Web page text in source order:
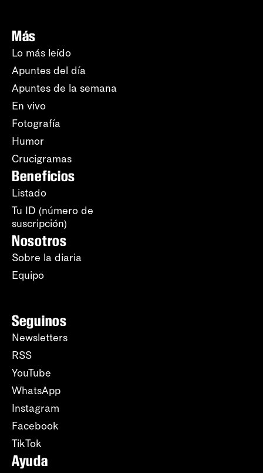
Más
Lo más leído
Apuntes del día
Apuntes de la semana
En vivo
Fotografía
Humor
Crucigramas
Beneficios
Listado
Tu ID (número de
suscripción)
Nosotros
Sobre la diaria
Equipo
Seguinos
Newsletters
RSS
YouTube
WhatsApp
Instagram
Facebook
TikTok
Ayuda